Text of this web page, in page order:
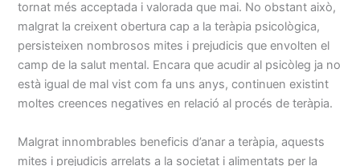
tornat més acceptada i valorada que mai. No obstant això,
malgrat la creixent obertura cap a la teràpia psicològica,
persisteixen nombrosos mites i prejudicis que envolten el
camp de la salut mental. Encara que acudir al psicòleg ja no
està igual de mal vist com fa uns anys, continuen existint
moltes creences negatives en relació al procés de teràpia.
Malgrat innombrables beneficis d’anar a teràpia, aquests
mites i prejudicis arrelats a la societat i alimentats per la